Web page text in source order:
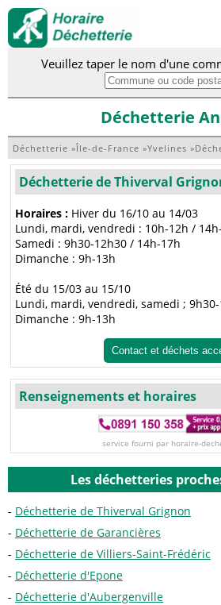
Veuillez taper le nom d'une
Déchetterie
Déchetterie »Île-de-France »Yvelines »
Déchetterie de Thiverval
Horaires : Hiver du 16/10 au 14/03
Lundi, mardi, vendredi : 10h-12h /
Samedi : 9h30-12h30 / 14h-17h
Dimanche : 9h-13h
Été du 15/03 au 15/10
Lundi, mardi, vendredi, samedi ;
Dimanche : 9h-13h
Contact et déchets
Renseignements et horaires
service fourni par horaire-
Les déchetteries
Déchetterie de Thiverval Grignon
Déchetterie de Garancières
Déchetterie de Villiers-Saint-Frédéric
Déchetterie d'Epone
Déchetterie d'Aubergenville